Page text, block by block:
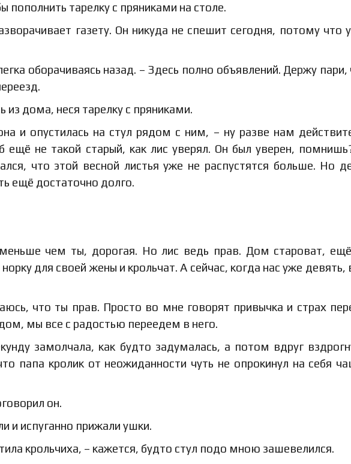
пополнить тарелку с пряниками на столе.
газету. Он никуда не спешит сегодня, потому что
оборачиваясь назад. – Здесь полно объявлений. Держу пари,
из дома, неся тарелку с пряниками.
и опустилась на стул рядом с ним, – ну разве нам
не такой старый, как лис уверял. Он был уверен,
что этой весной листья уже не распустятся больше. Но
ещё достаточно долго.
чем ты, дорогая. Но лис ведь прав. Дом староват,
для своей жены и крольчат. А сейчас, когда нас уже девять,
что ты прав. Просто во мне говорят привычка и страх
мы все с радостью переедем в него.
замолчала, как будто задумалась, а потом вдруг
папа кролик от неожиданности чуть не опрокинул на себя
он.
и испуганно прижали ушки.
крольчиха, – кажется, будто стул подо мною зашевелился.